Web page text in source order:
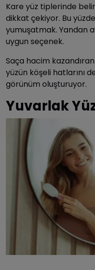
Kare yüz tiplerinde
dikkat çekiyor. Bu
yumuşatmak. Yandan
uygun seçenek.
Saça hacim
yüzün köşeli hatlarını
görünüm oluşturuyor.
Yuvarlak